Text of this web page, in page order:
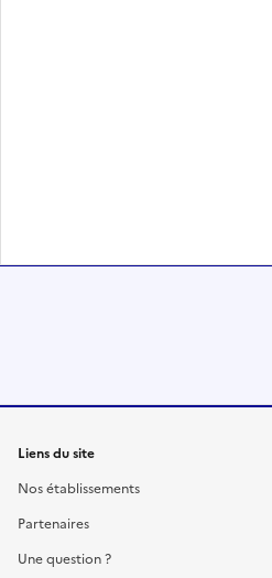
Liens du site
Nos établissements
Partenaires
Une question ?